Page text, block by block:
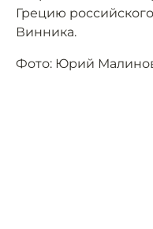
Грецию
Винника.
Фото: Юрий